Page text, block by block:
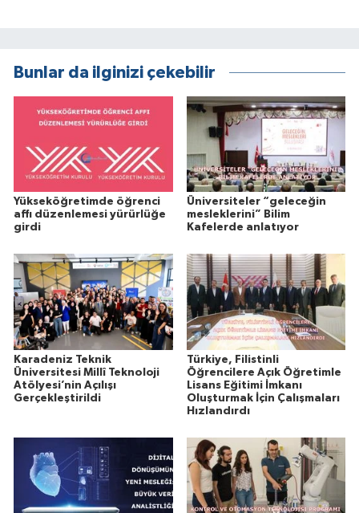
Bunlar da ilginizi çekebilir
Yükseköğretimde öğrenci
affı düzenlemesi yürürlüğe
girdi
Üniversiteler “geleceğin
mesleklerini” Bilim
Kafelerde anlatıyor
Karadeniz Teknik
Üniversitesi Millî Teknoloji
Atölyesi’nin Açılışı
Gerçekleştirildi
Türkiye, Filistinli
Öğrencilere Açık Öğretimle
Lisans Eğitimi İmkanı
Oluşturmak İçin Çalışmaları
Hızlandırdı